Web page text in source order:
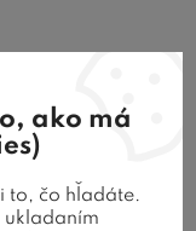
ako má
to, čo hľadáte.
ukladaním